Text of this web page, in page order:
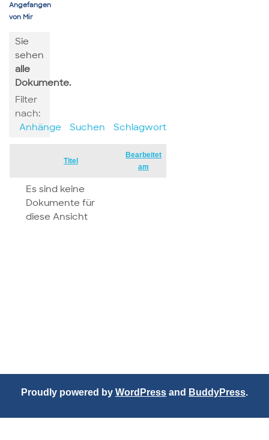
Angefangen
von Mir
Sie
sehen
alle
Dokumente.
Filter
nach:
Anhänge
Suchen Schlagwort
Titel
Bearbeitet
am
Es sind keine
Dokumente für
diese Ansicht
Proudly powered by WordPress and BuddyPress.